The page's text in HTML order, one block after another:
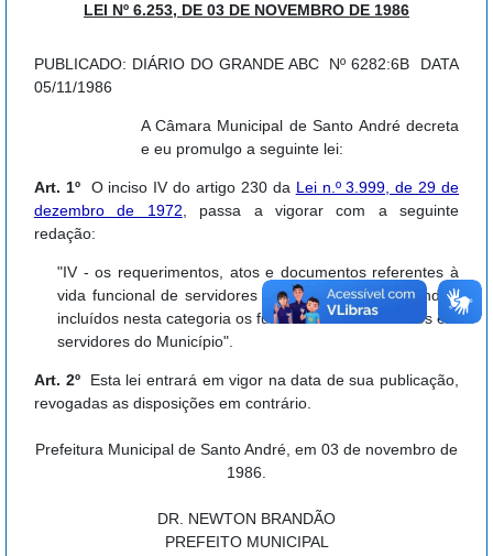
LEI Nº 6.253, DE 03 DE NOVEMBRO DE 1986
PUBLICADO: DIÁRIO DO GRANDE ABC Nº 6282:6B DATA
05/11/1986
A Câmara Municipal de Santo André decreta
e eu promulgo a seguinte lei:
Art. 1ºO inciso IV do artigo 230 da Lei n.º 3.999, de 29 de
dezembro de 1972 , passa a vigorar com a seguinte
redação:
"IV - os requerimentos, atos e documentos referentes à
vida funcional de servidores municipais de Santo André,
incluídos nesta categoria os funcionários inativos e os ex-
servidores do Município".
Art. 2ºEsta lei entrará em vigor na data de sua publicação,
revogadas as disposições em contrário.
Prefeitura Municipal de Santo André, em 03 de novembro de
1986.
DR. NEWTON BRANDÃO
PREFEITO MUNICIPAL